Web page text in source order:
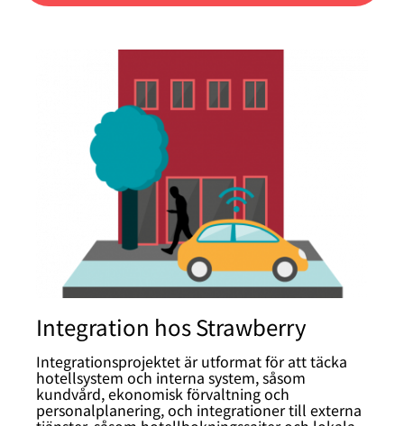
Integration hos Strawberry
Integrationsprojektet är utformat för att täcka
hotellsystem och interna system, såsom
kundvård, ekonomisk förvaltning och
personalplanering, och integrationer till externa